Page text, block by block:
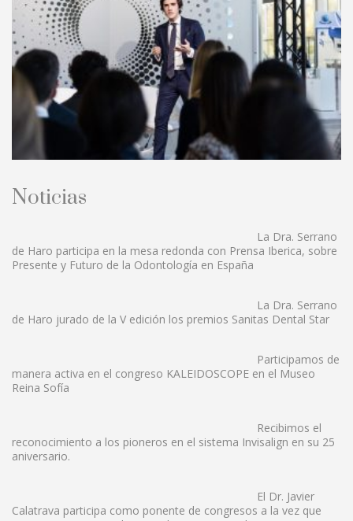
Noticias
La Dra. Serrano
de Haro participa en la mesa redonda con Prensa Iberica, sobre
Presente y Futuro de la Odontología en España
La Dra. Serrano
de Haro jurado de la V edición los premios Sanitas Dental Star
Participamos de
manera activa en el congreso KALEIDOSCOPE en el Museo
Reina Sofía
Recibimos el
reconocimiento a los pioneros en el sistema Invisalign en su 25
aniversario.
El Dr. Javier
Calatrava participa como ponente de congresos a la vez que